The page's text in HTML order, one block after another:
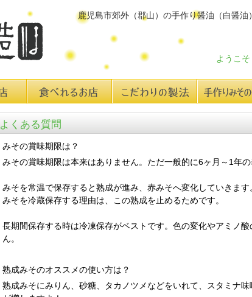
鹿児島市郊外（郡山）の手作り醤油（白醤
ようこそ
よくある質問
みその賞味期限は？
みその賞味期限は本来はありません。ただ一般的に6ヶ月～1年
みそを常温で保存すると熟成が進み、赤みそへ変化していきます
みそを冷蔵保存する理由は、この熟成を止めるためです。
長期間保存する時は冷凍保存がベストです。色の変化やアミノ
ん。
熟成みそのオススメの使い方は？
熟成みそにみりん、砂糖、タカノツメなどをいれて、スタミナ